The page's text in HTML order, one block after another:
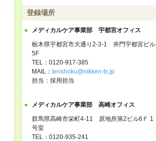
登録場所
メディカルケア事業部 宇都宮オフィス
栃木県宇都宮市大通り2-3-1 井門宇都宮ビル
5F
TEL：0120-917-385
MAIL： tenshoku@nikken-ts.jp
担当：採用担当
メディカルケア事業部 高崎オフィス
群馬県高崎市栄町4-11 原地所第2ビル6Ｆ 1
号室
TEL：0120-935-241